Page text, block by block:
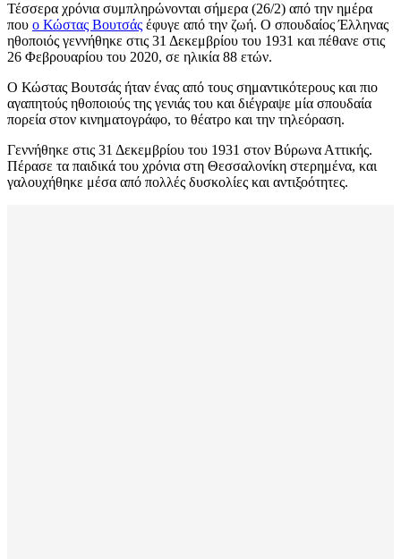
Τέσσερα χρόνια συμπληρώνονται σήμερα (26/2) από την ημέρα
που ο Κώστας Βουτσάς έφυγε από την ζωή. Ο σπουδαίος Έλληνας
ηθοποιός γεννήθηκε στις 31 Δεκεμβρίου του 1931 και πέθανε στις
26 Φεβρουαρίου του 2020, σε ηλικία 88 ετών.
Ο Κώστας Βουτσάς ήταν ένας από τους σημαντικότερους και πιο
αγαπητούς ηθοποιούς της γενιάς του και διέγραψε μία σπουδαία
πορεία στον κινηματογράφο, το θέατρο και την τηλεόραση.
Γεννήθηκε στις 31 Δεκεμβρίου του 1931 στον Βύρωνα Αττικής.
Πέρασε τα παιδικά του χρόνια στη Θεσσαλονίκη στερημένα, και
γαλουχήθηκε μέσα από πολλές δυσκολίες και αντιξοότητες.